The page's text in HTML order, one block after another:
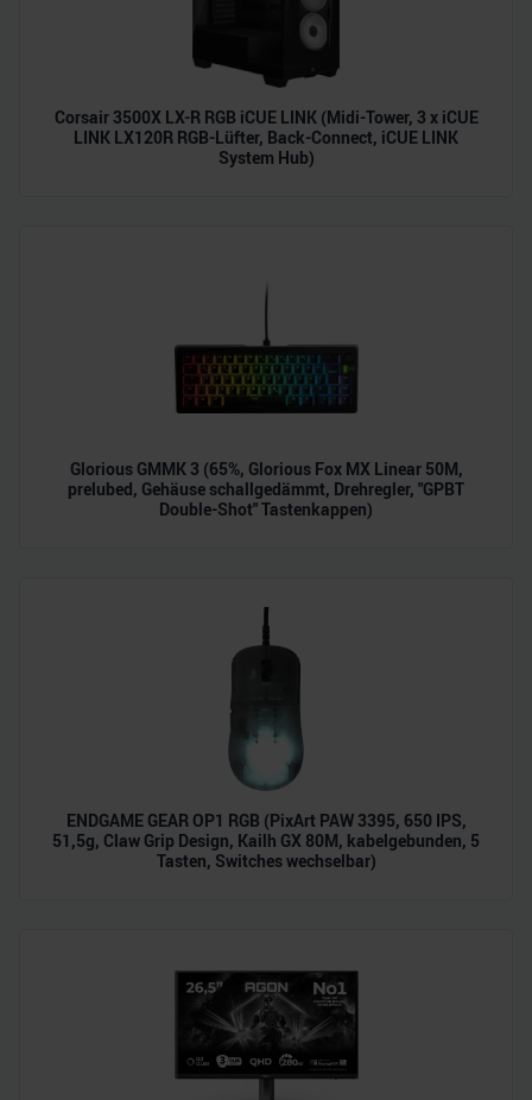
analysieren. Außerdem geben wir Informationen zu Ihrer
Verwendung unserer Website an unsere Partner für
soziale Medien, Werbung und Analysen weiter. Unsere
Partner führen diese Informationen möglicherweise mit
weiteren Daten zusammen, die Sie ihnen bereitgestellt
haben oder die sie im Rahmen Ihrer Nutzung der Dienste
Corsair 3500X LX-R RGB iCUE LINK (Midi-Tower, 3 x iCUE
LINK LX120R RGB-Lüfter, Back-Connect, iCUE LINK
System Hub)
Glorious GMMK 3 (65%, Glorious Fox MX Linear 50M,
prelubed, Gehäuse schallgedämmt, Drehregler, "GPBT
Double-Shot" Tastenkappen)
ENDGAME GEAR OP1 RGB (PixArt PAW 3395, 650 IPS,
51,5g, Claw Grip Design, Kailh GX 80M, kabelgebunden, 5
Tasten, Switches wechselbar)